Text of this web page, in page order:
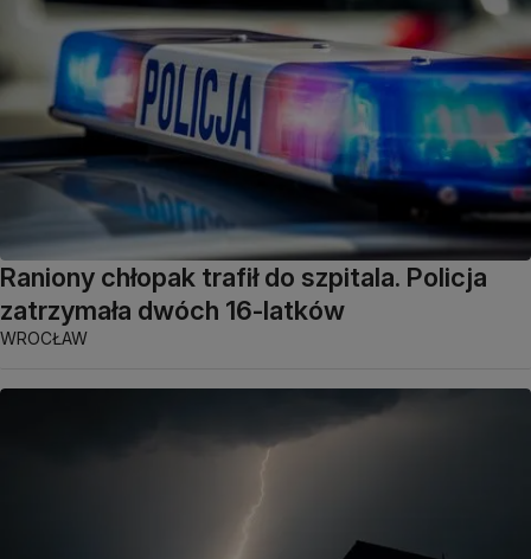
Raniony chłopak trafił do szpitala. Policja
zatrzymała dwóch 16-latków
WROCŁAW